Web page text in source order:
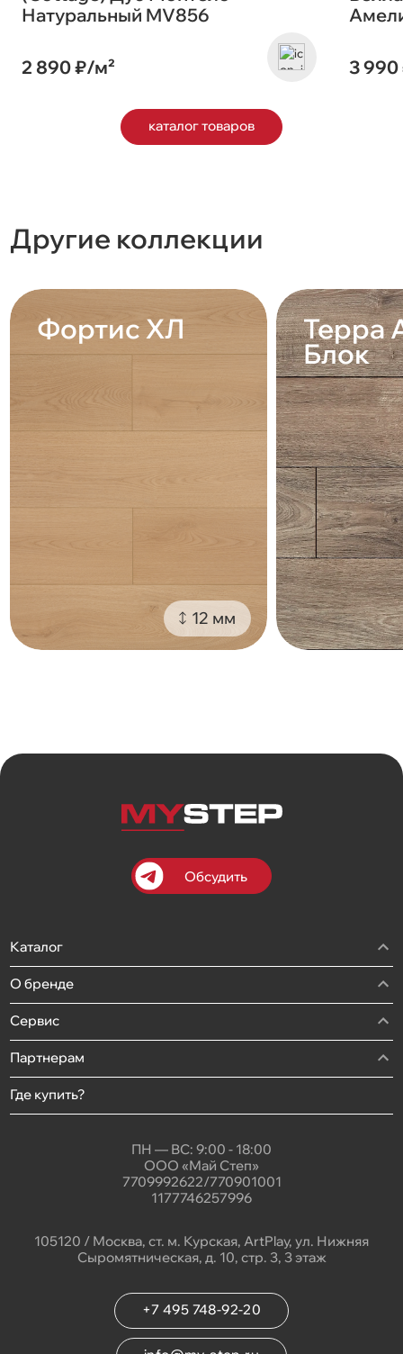
Натуральный MV856
2 890 ₽/м² 3
каталог товаров
Другие коллекции
Фортис ХЛ
12 мм
Терра
Блок
Обсудить
Каталог
О бренде
Сервис
Партнерам
Где купить?
ПН — ВС: 9:00 - 18:00
ООО «Май Степ»
7709992622/770901001
1177746257996
105120 / Москва, ст. м. Курская, ArtPlay, ул. Нижняя
Сыромятническая, д. 10, стр. 3, 3 этаж
+7 495 748-92-20